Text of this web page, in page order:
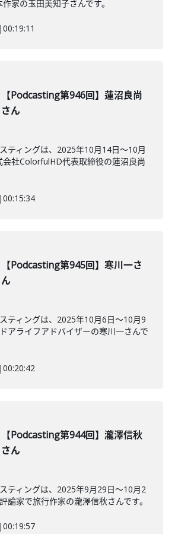
家の玉田美知子さんです。
|00:19:11
【Podcasting第946回】蓮沼良尚
さん
ティングは、2025年10月14日〜10月
会社ColorfulHD代表取締役の蓮沼良尚
|00:15:34
【Podcasting第945回】寒川一さ
ん
ティングは、2025年10月6日〜10月9
アライフアドバイザーの寒川一さんで
|00:20:42
【Podcasting第944回】瀧澤信秋
さん
ティングは、2025年9月29日〜10月2
論家で旅行作家の瀧澤信秋さんです。
|00:19:57